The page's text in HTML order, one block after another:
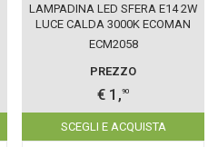
LAMPADINA LED SFERA E14 2W
LUCE CALDA 3000K ECOMAN
VETRO TRASPARENTE
ECM2058
PREZZO
€ 1,90
SCEGLI E ACQUISTA